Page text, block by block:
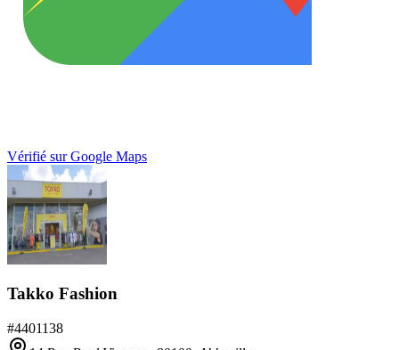
Vérifié sur Google Maps
Takko Fashion
#4401138